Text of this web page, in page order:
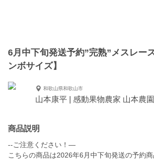
6月中下旬発送予約”完熟”メスレー
ンボサイズ】
和歌山県和歌山市
山本康平 | 感動果物農家 山本農園
商品説明
--ご注意ください！—
こちらの商品は2026年6月中下旬発送の予約商